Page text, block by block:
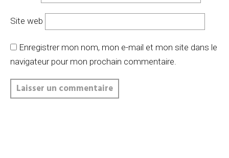
Site web
Enregistrer mon nom, mon e-mail et mon site dans le
navigateur pour mon prochain commentaire.